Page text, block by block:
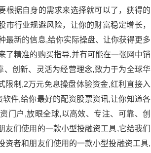
根据自身的需求来选择就可以了，获得的
行业规避风险，让你的财富稳定增长，
最新的信息,给你实际操盘、让你获得更多
了精准的购买指导,并有可能在一张网中销
创新、灵活为经营理念,致力于为全球华
限制,2万元免息操盘体验资金,红利直接入
件,给你最好的配资股票资讯,让你知道各
门户,放眼全球,以高效、专注、可靠、创
们使用的一款小型投融资工具,它给我们
资者和朋友们使用的一款小型投融资工具,